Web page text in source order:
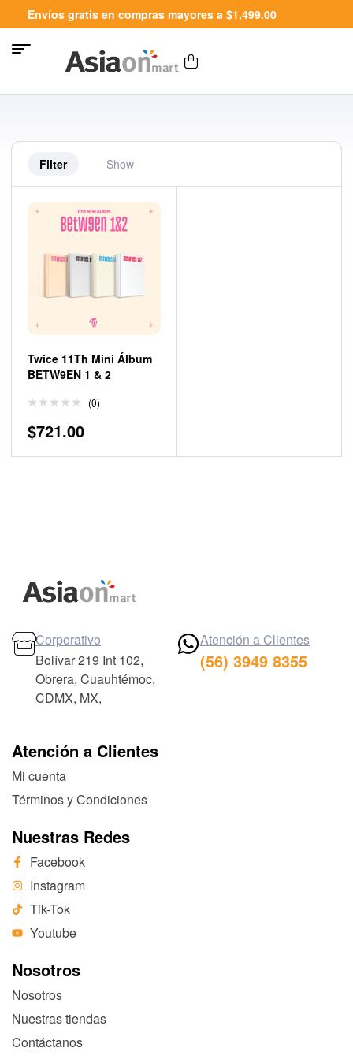
Envíos gratis en compras mayores a $1,499.00
Filter Show
Twice 11Th Mini Álbum
BETW9EN 1 & 2
(0)
$721.00
Atención a Clientes
Mi cuenta
Términos y Condiciones
Nuestras Redes
Facebook
Instagram
Tik-Tok
Youtube
Nosotros
Nosotros
Nuestras tiendas
Contáctanos
Corporativo
Bolívar 219 Int 102,
Obrera, Cuauhtémoc,
CDMX, MX,
Atención a Clientes
(56) 3949 8355